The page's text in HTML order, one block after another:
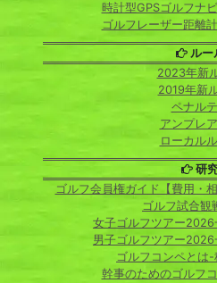
時計型GPSゴルフナ
ゴルフレーザー距離
ルー
2023年新
2019年新
ペナル
アンプレ
ローカル
研
ゴルフ会員権ガイド【費用・
ゴルフ試合観
女子ゴルフツアー2026
男子ゴルフツアー2026
ゴルフコンペとは
幹事のためのゴルフ